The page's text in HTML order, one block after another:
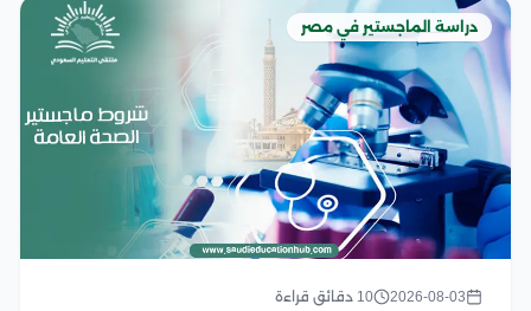
دراسة الماجستير في مصر
2026-08-03 10 دقائق قراءة